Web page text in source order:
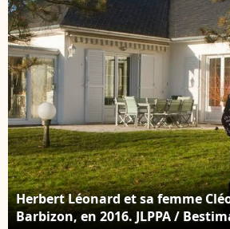
Herbert Léonard et sa femme
Barbizon, en 2016. JLPPA /